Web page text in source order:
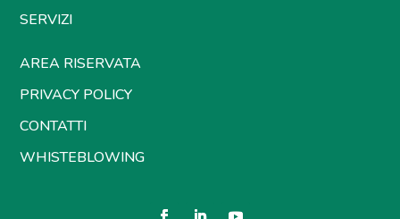
SERVIZI
AREA RISERVATA
PRIVACY POLICY
CONTATTI
WHISTEBLOWING